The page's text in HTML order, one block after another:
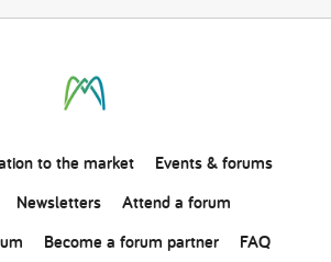
to the market
Events & forums
Newsletters
Attend a forum
Become a forum partner
FAQ